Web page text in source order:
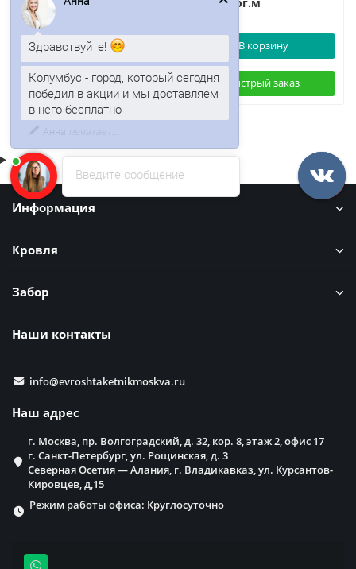
В корзину
Быстрый заказ
В корзину
Быстрый заказ
Информация
Кровля
Забор
Наши контакты
info@evroshtaketnikmoskva.ru
Наш адрес
г. Москва, пр. Волгоградский, д. 32, кор. 8, этаж 2, офис 17
г. Санкт-Петербург, ул. Рощинская, д. 3
Северная Осетия — Алания, г. Владикавказ, ул. Курсантов-
Кировцев, д,15
Режим работы офиса: Круглосуточно
Введите сообщение
Здравствуйте!
Колумбус - город, который сегодня
победил в акции и мы доставляем
в него бесплатно